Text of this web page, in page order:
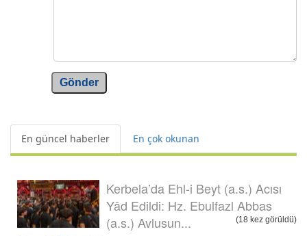
Gönder
En güncel haberler En çok okunan
Kerbela’da Ehl-i Beyt (a.s.) Acısı
Yâd Edildi: Hz. Ebulfazl Abbas
(a.s.) Avlusun...
(18 kez görüldü)